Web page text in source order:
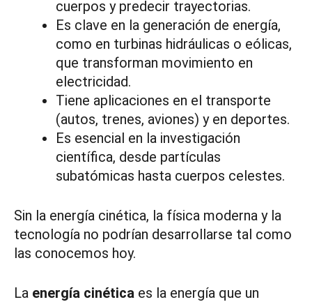
cuerpos y predecir trayectorias.
Es clave en la generación de energía,
como en turbinas hidráulicas o eólicas,
que transforman movimiento en
electricidad.
Tiene aplicaciones en el transporte
(autos, trenes, aviones) y en deportes.
Es esencial en la investigación
científica, desde partículas
subatómicas hasta cuerpos celestes.
Sin la energía cinética, la física moderna y la
tecnología no podrían desarrollarse tal como
las conocemos hoy.
La energía cinética es la energía que un